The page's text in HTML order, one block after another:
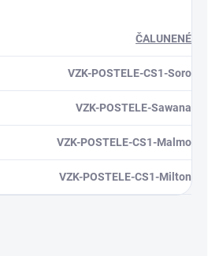
ČALUNENÉ
VZK-POSTELE-CS1-Soro
VZK-POSTELE-Sawana
VZK-POSTELE-CS1-Malmo
VZK-POSTELE-CS1-Milton